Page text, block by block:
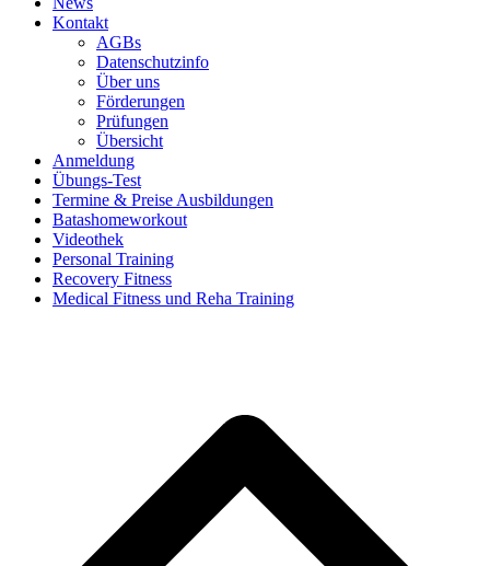
Kontakt
AGBs
Datenschutzinfo
Über uns
Förderungen
Prüfungen
Übersicht
Anmeldung
Übungs-Test
Termine & Preise Ausbildungen
Batashomeworkout
Videothek
Personal Training
Recovery Fitness
Medical Fitness und Reha Training